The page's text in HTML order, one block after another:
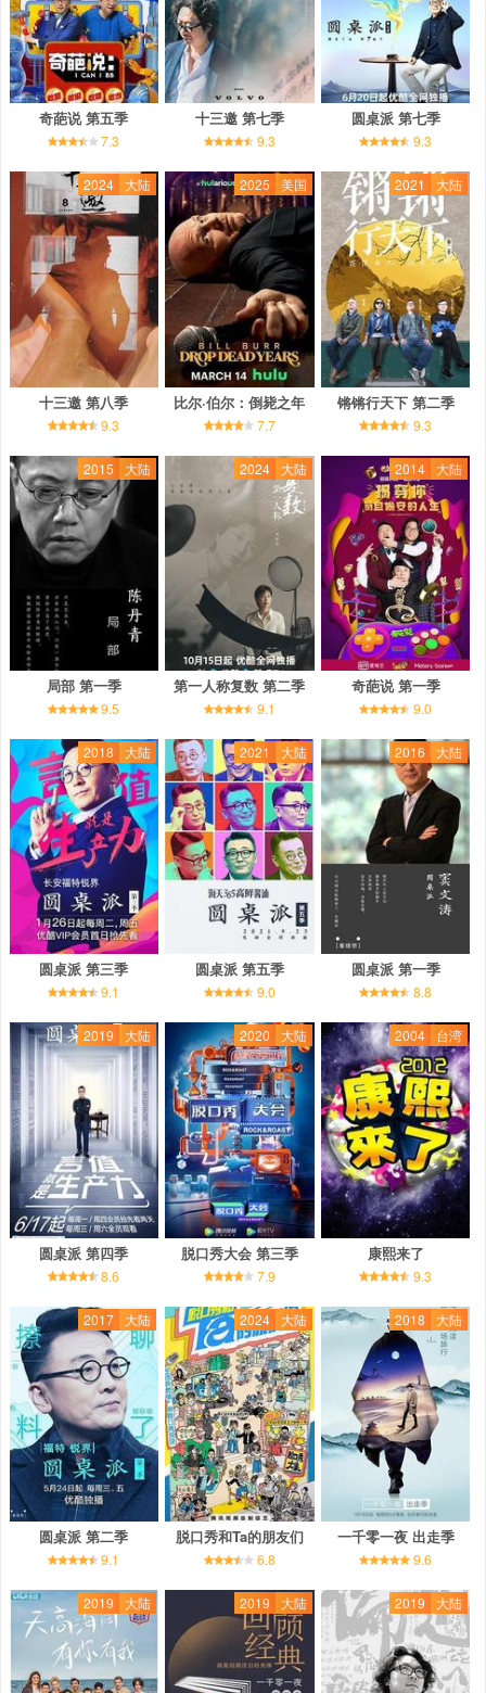
奇葩说 第五季
7.3
十三邀 第七季
9.3
圆桌派 第七季
9.3
2024 大陆
十三邀 第八季
9.3
2025 美国
比尔·伯尔：倒毙之年
7.7
2021 大陆
锵锵行天下 第二季
9.3
2015 大陆
局部 第一季
9.5
2024 大陆
第一人称复数 第二季
9.1
2014 大陆
奇葩说 第一季
9.0
2018 大陆
圆桌派 第三季
9.1
2021 大陆
圆桌派 第五季
9.0
2016 大陆
圆桌派 第一季
8.8
2019 大陆
圆桌派 第四季
8.6
2020 大陆
脱口秀大会 第三季
7.9
2004 台湾
康熙来了
9.3
2017 大陆
圆桌派 第二季
9.1
2024 大陆
脱口秀和Ta的朋友们
6.8
2018 大陆
一千零一夜 出走季
9.6
2019 大陆 2019 大陆 2019 大陆